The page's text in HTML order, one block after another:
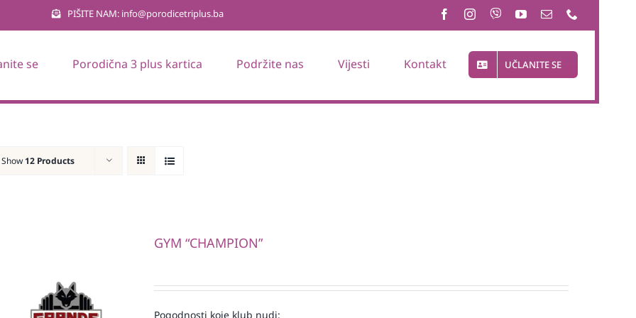
PIŠITE NAM: info@porodicetriplus.ba
se Porodična 3 plus kartica Podržite nas Vijesti Kontakt UČLANITE SE
Show 12 Products
GYM “CHAMPION”
Pogodnosti koje klub nudi: